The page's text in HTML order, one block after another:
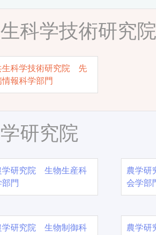
科学技術研究
生科学技術研究院 先
情報科学部門
研究院
学研究院 生物生産科
門
農学
会学部
学研究院 生物制御科
農学